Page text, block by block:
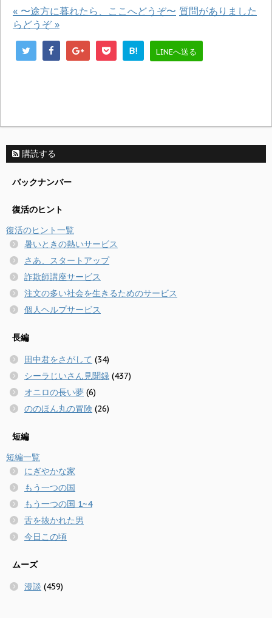
« 〜途方に暮れたら、ここへどうぞ〜 質問がありました
らどうぞ »
B! LINEへ送る
購読する
バックナンバー
復活のヒント
復活のヒント一覧
暑いときの熱いサービス
さあ、スタートアップ
詐欺師講座サービス
注文の多い社会を生きるためのサービス
個人ヘルプサービス
長編
田中君をさがして (34)
シーラじいさん見聞録 (437)
オニロの長い夢 (6)
ののほん丸の冒険 (26)
短編
短編一覧
にぎやかな家
もう一つの国
もう一つの国 1~4
舌を抜かれた男
今日この頃
ムーズ
漫談 (459)